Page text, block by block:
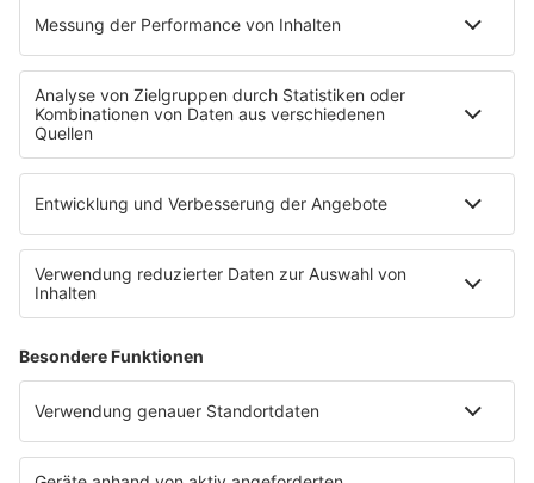
Mit den Waffeln einer Frau
SERVICE
Empfang
barba radio App
Impressum
Datenschutz Facebook & Instagram
Datenschutzeinstellungen
Clubbedingungen
Werbung schalten
Waffel-Werbepartner
80s80s.de
90s90s.de
Schlagerplanetradio.com